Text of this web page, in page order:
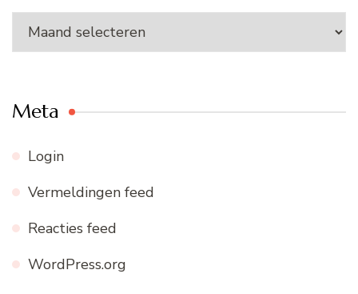
Ons
Meta
Login
Vermeldingen feed
Reacties feed
WordPress.org